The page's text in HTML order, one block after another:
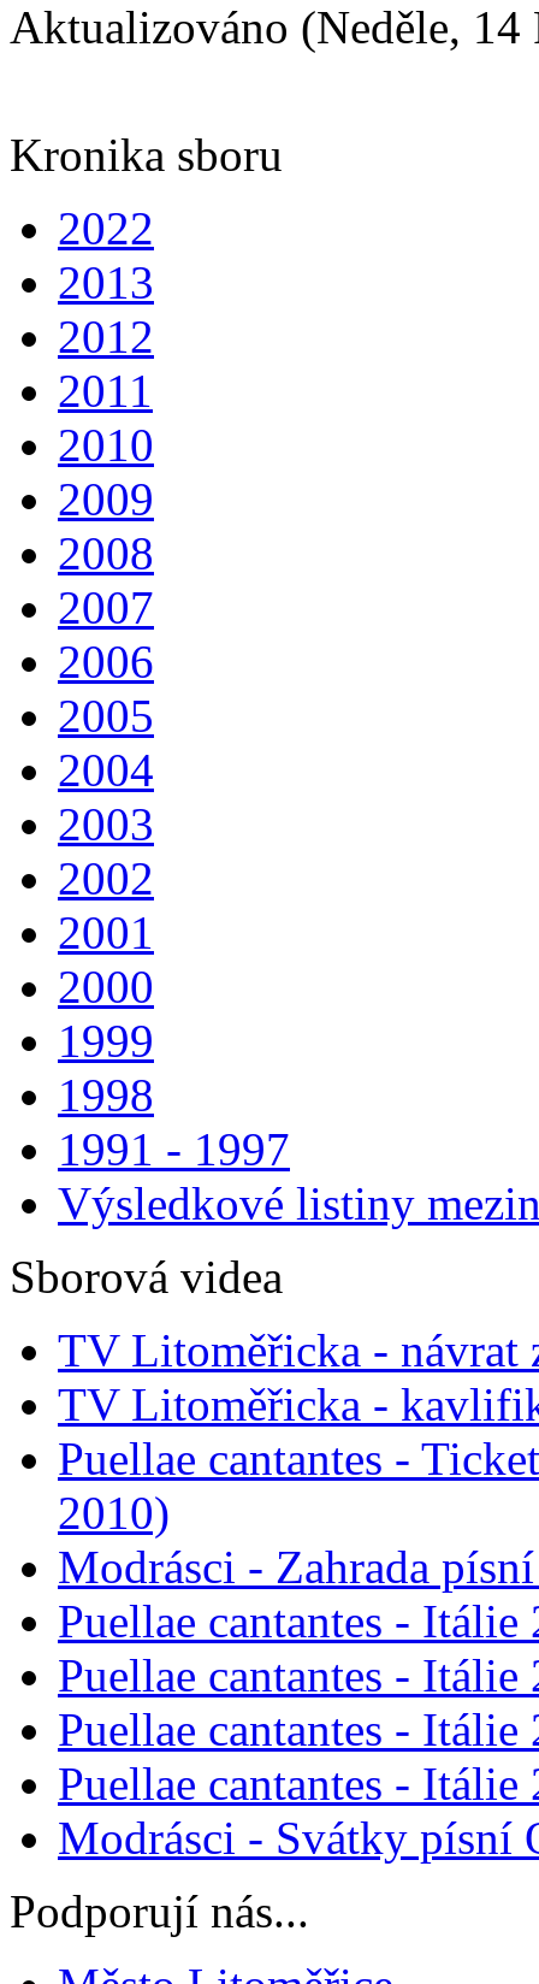
Aktualizováno (Neděle,
Kronika sboru
2022
2013
2012
2011
2010
2009
2008
2007
2006
2005
2004
2003
2002
2001
2000
1999
1998
1991 - 1997
Výsledkové listiny
Sborová videa
TV Litoměřicka - návrat
TV Litoměřicka -
Puellae cantantes -
2010)
Modrásci - Zahrada
Puellae cantantes - Itálie
Puellae cantantes - Itálie
Puellae cantantes -
Puellae cantantes -
Modrásci - Svátky písní
Podporují nás...